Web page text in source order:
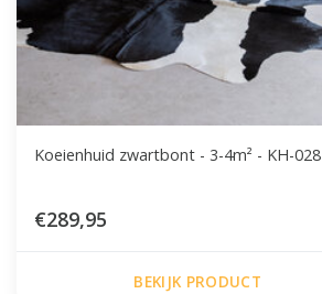
Koeienhuid zwartbont - 3-4m² - KH-028
€289,95
BEKIJK PRODUCT